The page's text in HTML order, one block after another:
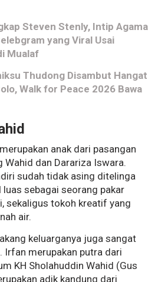
Steven Stenly, Intip Agama
yang Viral Usai
Mualaf
Thudong Disambut Hangat
Walk for Peace 2026 Bawa
anak dari pasangan
Wahid dan Darariza Iswara.
sudah tidak asing ditelinga
sebagai seorang pakar
sekaligus tokoh kreatif yang
air.
keluarganya juga sangat
merupakan putra dari
KH Sholahuddin Wahid (Gus
adik kandung dari